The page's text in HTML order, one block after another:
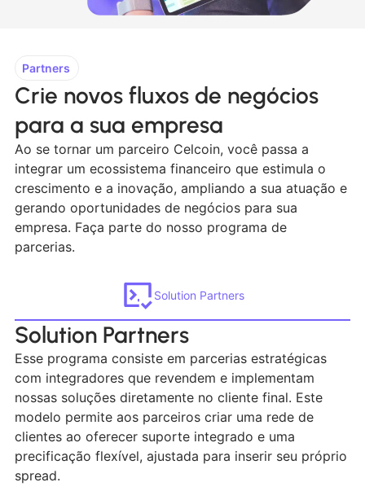
Partners
Crie novos fluxos de negócios
para a sua empresa
Ao se tornar um parceiro Celcoin, você passa a
integrar um ecossistema financeiro que estimula o
crescimento e a inovação, ampliando a sua atuação e
gerando oportunidades de negócios para sua
empresa. Faça parte do nosso programa de
parcerias.
Solution Partners
Solution Partners
Esse programa consiste em parcerias estratégicas
com integradores que revendem e implementam
nossas soluções diretamente no cliente final. Este
modelo permite aos parceiros criar uma rede de
clientes ao oferecer suporte integrado e uma
precificação flexível, ajustada para inserir seu próprio
spread.